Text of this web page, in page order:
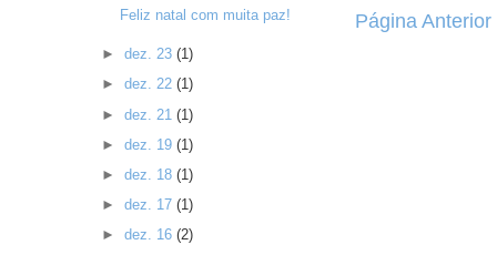
Página Anterior
Feliz natal com muita paz!
► dez. 23 (1)
► dez. 22 (1)
► dez. 21 (1)
► dez. 19 (1)
► dez. 18 (1)
► dez. 17 (1)
► dez. 16 (2)